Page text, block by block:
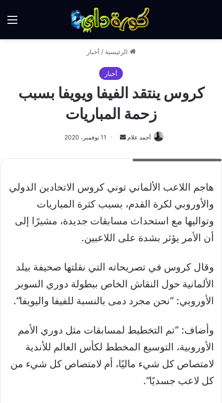
الرئيسية / أخبار
أخبار
كروس ينتقد الفيفا ويويفا بسبب
زحمة المباريات
أحمد علام
أرسل
إلكترونيا
11 نوفمبر، 2020
هاجم اللاعب الألماني توني كروس الاتحادين الدولي
والأوروبي لكرة القدم، بسبب كثرة المباريات
وتواليها مع استحداث مسابقات جديدة، مشيرًا إلى
أن الأمر يؤثر بشدة على اللاعبين.
وقال كروس في تصريحاته التي نقلتها صحيفة بيلد
الألمانية حول النقاش الخاص ببطولة دوري السوبر
الأوروبي: “نحن مجرد دمى بالنسبة للفيفا واليويفا”.
وأضاف: “تم التخطيط لمسابقات مثل دوري الأمم
الأوروبية، التوسيع المخطط لكأس العالم للأندية
لامتصاص كل شيء ماليًا، أم لامتصاص كل شيء من
كل لاعب جسديًا”.